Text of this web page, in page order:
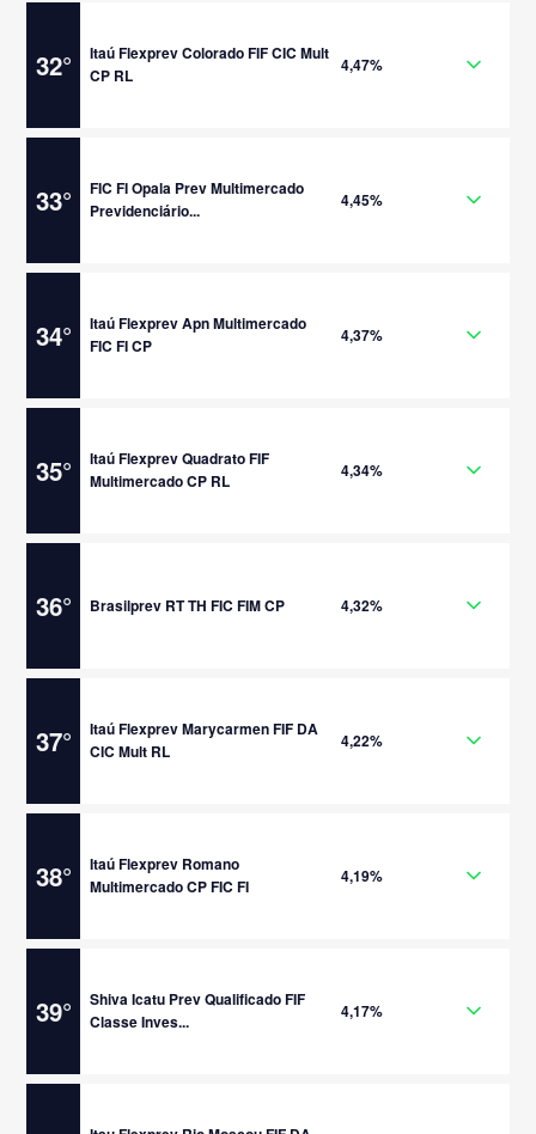
32°
Itaú Flexprev Colorado FIF CIC Mult
CP RL
4,47%
33°
FIC FI Opala Prev Multimercado
Previdenciário...
4,45%
34°
Itaú Flexprev Apn Multimercado
FIC FI CP
4,37%
35°
Itaú Flexprev Quadrato FIF
Multimercado CP RL
4,34%
36° Brasilprev RT TH FIC FIM CP 4,32%
37°
Itaú Flexprev Marycarmen FIF DA
CIC Mult RL
4,22%
38°
Itaú Flexprev Romano
Multimercado CP FIC FI
4,19%
39°
Shiva Icatu Prev Qualificado FIF
Classe Inves...
4,17%